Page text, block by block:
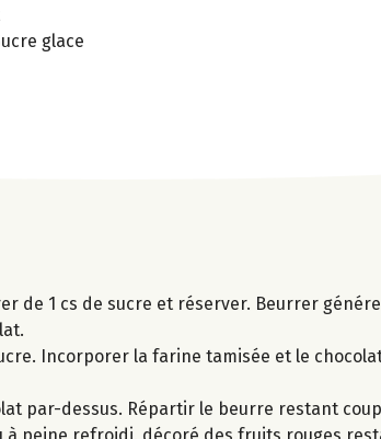
glace
de 1 cs de sucre et réserver. Beurrer
Incorporer la farine tamisée et le
par-dessus. Répartir le beurre restant
peine refroidi, décoré des fruits rouges